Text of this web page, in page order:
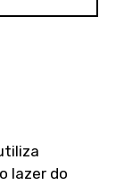
lazer do